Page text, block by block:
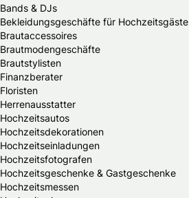
Bands & DJs
Bekleidungsgeschäfte für Hochzeitsgäste
Brautaccessoires
Brautmodengeschäfte
Brautstylisten
Finanzberater
Floristen
Herrenausstatter
Hochzeitsautos
Hochzeitsdekorationen
Hochzeitseinladungen
Hochzeitsfotografen
Hochzeitsgeschenke & Gastgeschenke
Hochzeitsmessen